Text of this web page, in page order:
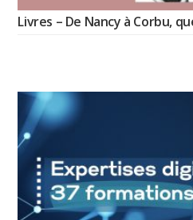
Livres – De Nancy à Corbu,